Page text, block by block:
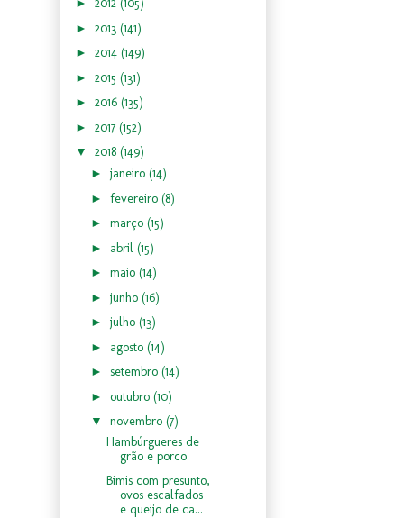
► 2012 (105)
► 2013 (141)
► 2014 (149)
► 2015 (131)
► 2016 (135)
► 2017 (152)
▼ 2018 (149)
► janeiro (14)
► fevereiro (8)
► março (15)
► abril (15)
► maio (14)
► junho (16)
► julho (13)
► agosto (14)
► setembro (14)
► outubro (10)
▼ novembro (7)
Hambúrgueres de
grão e porco
Bimis com presunto,
ovos escalfados
e queijo de ca...